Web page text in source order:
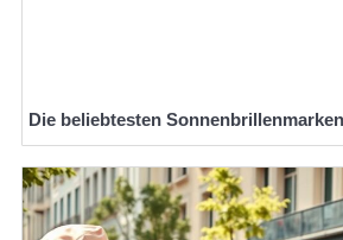
Die beliebtesten